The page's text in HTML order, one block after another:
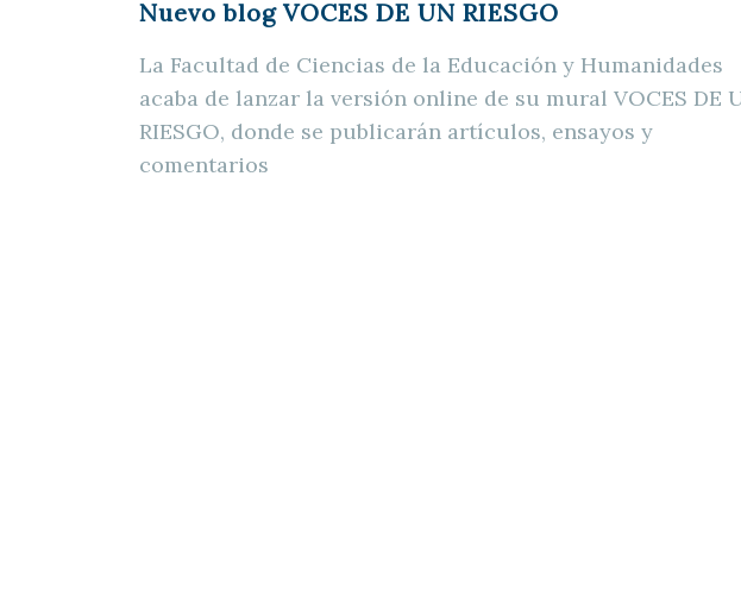
Nuevo blog VOCES DE UN RIESGO
La Facultad de Ciencias de la Educación y Humanidades
acaba de lanzar la versión online de su mural VOCES DE
RIESGO, donde se publicarán artículos, ensayos y
comentarios